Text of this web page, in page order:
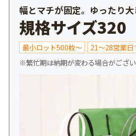
幅とマチが固定。ゆったり
規格サイズ320
最小ロット500枚～ 21～28営業日
※繁忙期は納期が変わる場合がござ